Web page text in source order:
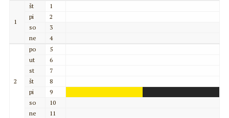
1
št
1
pi
2
so
3
ne
4
2
po
5
ut
6
st
7
št
8
pi
9
so
10
ne
11